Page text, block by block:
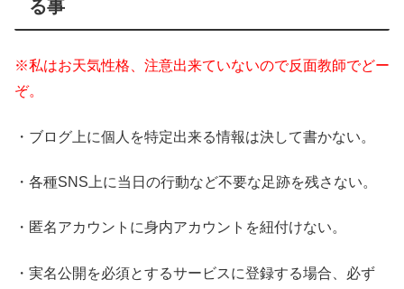
る事
※私はお天気性格、注意出来ていないので反面教師でどー
ぞ。
・ブログ上に個人を特定出来る情報は決して書かない。
・各種SNS上に当日の行動など不要な足跡を残さない。
・匿名アカウントに身内アカウントを紐付けない。
・実名公開を必須とするサービスに登録する場合、必ず